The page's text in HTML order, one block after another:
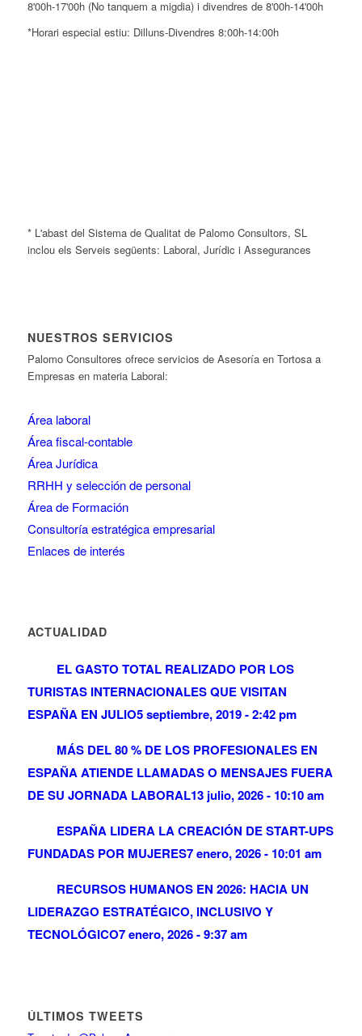
8'00h-17'00h (No tanquem a migdia) i divendres de 8'00h-14'00h
*Horari especial estiu: Dilluns-Divendres 8:00h-14:00h
* L'abast del Sistema de Qualitat de Palomo Consultors, SL
inclou els Serveis següents: Laboral, Jurídic i Assegurances
NUESTROS SERVICIOS
Palomo Consultores ofrece servicios de Asesoría en Tortosa a
Empresas en materia Laboral:
Área laboral
Área fiscal-contable
Área Jurídica
RRHH y selección de personal
Área de Formación
Consultoría estratégica empresarial
Enlaces de interés
ACTUALIDAD
EL GASTO TOTAL REALIZADO POR LOS
TURISTAS INTERNACIONALES QUE VISITAN
ESPAÑA EN JULIO5 septiembre, 2019 - 2:42 pm
MÁS DEL 80 % DE LOS PROFESIONALES EN
ESPAÑA ATIENDE LLAMADAS O MENSAJES FUERA
DE SU JORNADA LABORAL13 julio, 2026 - 10:10 am
ESPAÑA LIDERA LA CREACIÓN DE START-UPS
FUNDADAS POR MUJERES7 enero, 2026 - 10:01 am
RECURSOS HUMANOS EN 2026: HACIA UN
LIDERAZGO ESTRATÉGICO, INCLUSIVO Y
TECNOLÓGICO7 enero, 2026 - 9:37 am
ÚLTIMOS TWEETS